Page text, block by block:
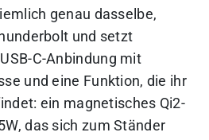
genau dasselbe,
und setzt
C-Anbindung mit
und eine Funktion, die ihr
ein magnetisches Qi2-
das sich zum Ständer